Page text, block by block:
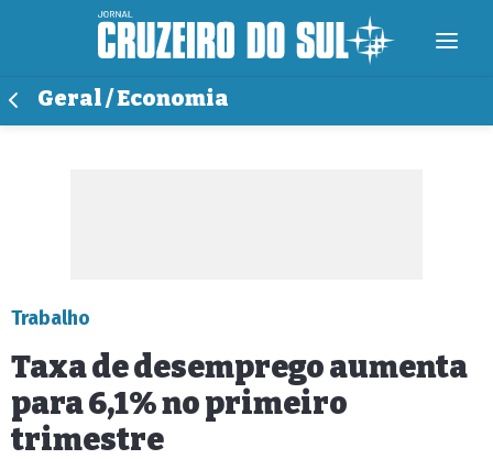
Geral / Economia
Trabalho
Taxa de desemprego aumenta
para 6,1% no primeiro
trimestre